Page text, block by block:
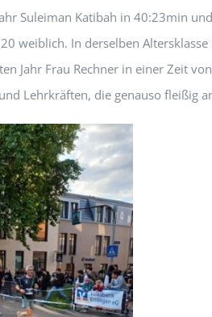
Suleiman Katibah in 40:23min
weiblich. In derselben
Jahr Frau Rechner in einer Zeit
Lehrkräften, die genauso fleißig